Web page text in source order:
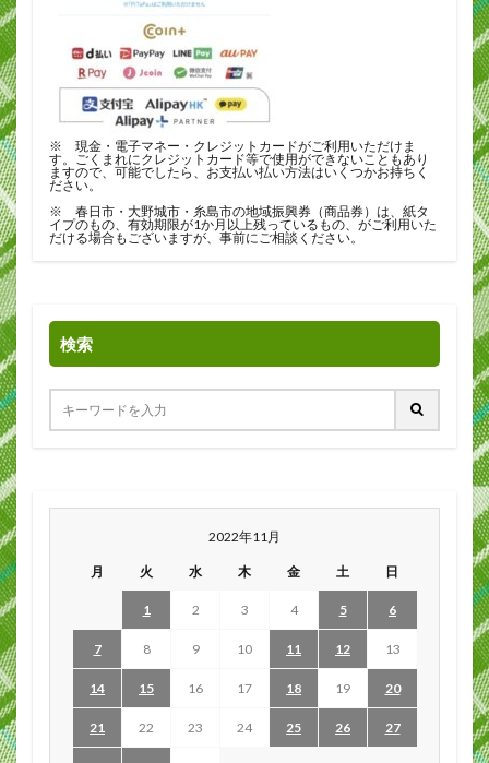
※ 現金・電子マネー・クレジットカードがご利用いただけま
す。ごくまれにクレジットカード等で使用ができないこともあり
ますので、可能でしたら、お支払い払い方法はいくつかお持ちく
ださい。
※ 春日市・大野城市・糸島市の地域振興券（商品券）は、紙タ
イプのもの、有効期限が1か月以上残っているもの、がご利用いた
だける場合もございますが、事前にご相談ください。
検索
2022年11月
月 火 水 木 金 土 日
1 2 3 4 5 6
7 8 9 10 11 12 13
14 15 16 17 18 19 20
21 22 23 24 25 26 27